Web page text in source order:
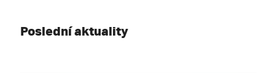
Poslední aktuality